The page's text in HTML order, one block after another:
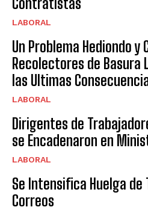
LABORAL
Un Problema Hediondo y
Recolectores de Basura
las Ultimas
LABORAL
Dirigentes de
se Encadenaron en
LABORAL
Se Intensifica Huelga de
Correos